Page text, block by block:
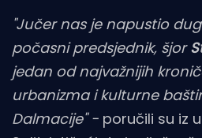
"Jučer nas je napustio
počasni predsjednik, šjor
jedan od najvažnijih
urbanizma i kulturne
Dalmacije" - poručili su iz